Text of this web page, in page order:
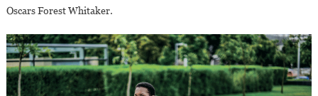
Oscars Forest Whitaker.